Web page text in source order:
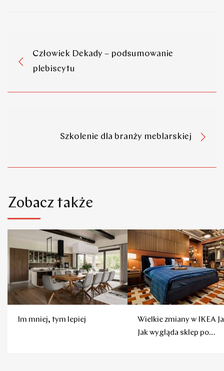
Człowiek Dekady – podsumowanie
plebiscytu
Szkolenie dla branży meblarskiej
Zobacz także
Im mniej, tym lepiej
Wielkie zmiany w IKEA
Jak wygląda sklep po